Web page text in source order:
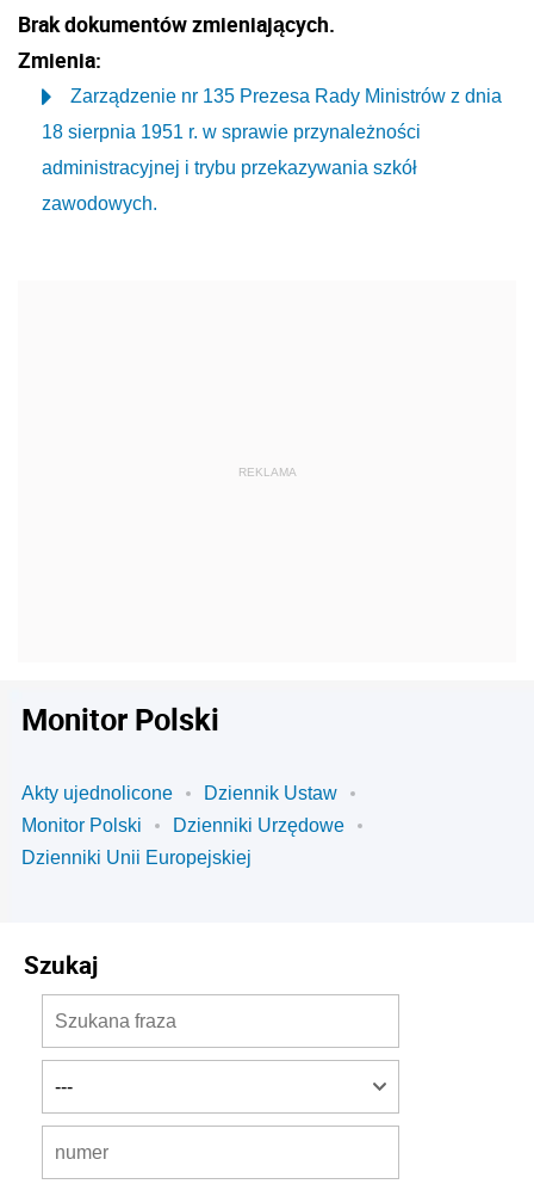
Brak dokumentów zmieniających.
Zmienia:
Zarządzenie nr 135 Prezesa Rady Ministrów z dnia
18 sierpnia 1951 r. w sprawie przynależności
administracyjnej i trybu przekazywania szkół
zawodowych.
Monitor Polski
Akty ujednolicone
Dziennik Ustaw
Monitor Polski
Dzienniki Urzędowe
Dzienniki Unii Europejskiej
Szukaj